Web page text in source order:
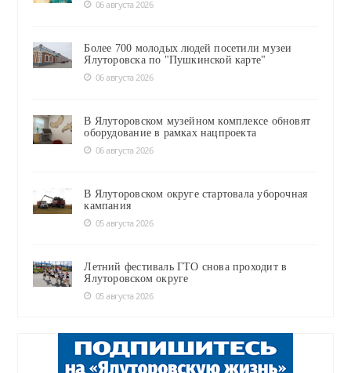
06 августа 2026
Более 700 молодых людей посетили музеи
Ялуторовска по "Пушкинской карте"
06 августа 2026
В Ялуторовском музейном комплексе обновят
оборудование в рамках нацпроекта
06 августа 2026
В Ялуторовском округе стартовала уборочная
кампания
05 августа 2026
Летний фестиваль ГТО снова проходит в
Ялуторовском округе
05 августа 2026